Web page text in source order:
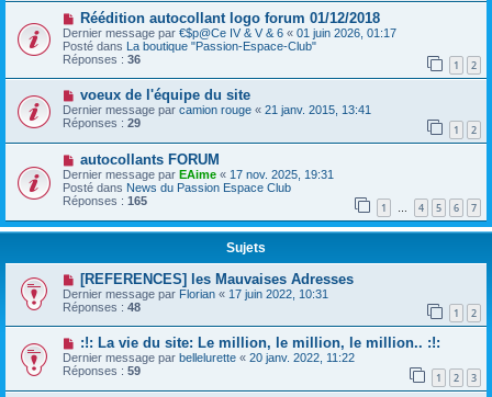
Réédition autocollant logo forum 01/12/2018
Dernier message par €$p@Ce IV & V & 6 « 01 juin 2026, 01:17
Posté dans La boutique "Passion-Espace-Club"
Réponses : 36 1 2
voeux de l'équipe du site
Dernier message par camion rouge « 21 janv. 2015, 13:41
Réponses : 29 1 2
autocollants FORUM
Dernier message par EAime « 17 nov. 2025, 19:31
Posté dans News du Passion Espace Club
Réponses : 165 1 … 4 5 6 7
Sujets
[REFERENCES] les Mauvaises Adresses
Dernier message par Florian « 17 juin 2022, 10:31
Réponses : 48 1 2
:!: La vie du site: Le million, le million, le million.. :!:
Dernier message par bellelurette « 20 janv. 2022, 11:22
Réponses : 59 1 2 3